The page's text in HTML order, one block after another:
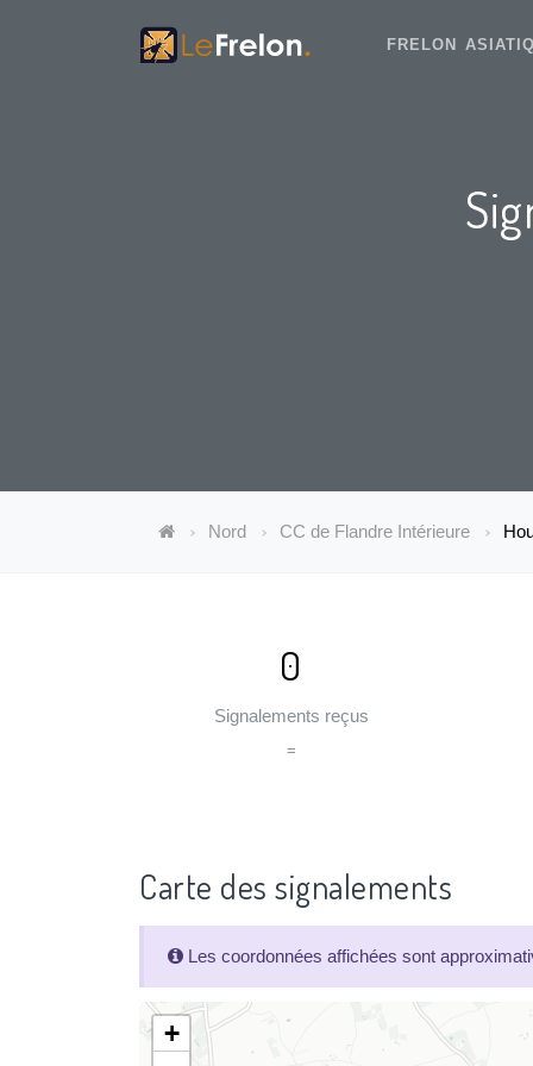
FRELON
Nord CC de Flandre Intérieure
0
Signalements reçus
=
Carte des signalements
Les coordonnées affichées sont
+